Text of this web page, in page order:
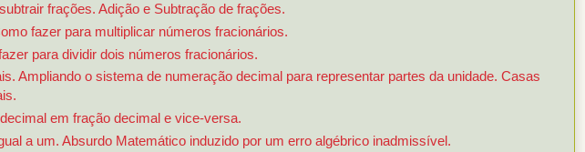
frações. Adição e Subtração de frações.
fazer para multiplicar números fracionários.
para dividir dois números fracionários.
Ampliando o sistema de numeração decimal para representar partes da unidade. Casas
em fração decimal e vice-versa.
a um. Absurdo Matemático induzido por um erro algébrico inadmissível.